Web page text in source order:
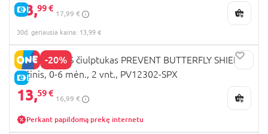
E-KAINA
13,99 €
17,99 €
30d. geriausia kaina: 13,99 €
-20%
E-KAINA
DR. BROWNS čiulptukas PREVENT BUTTERFLY SHIELD,
rožinis, 0-6 mėn., 2 vnt., PV12302-SPX
13,59 €
16,99 €
Perkant papildomą prekę internetu